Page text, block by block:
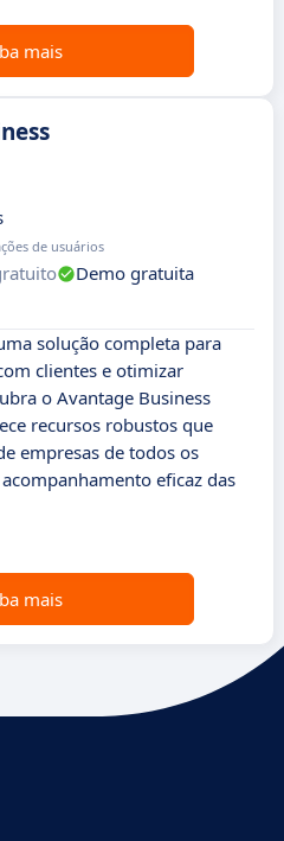
mais
de usuários
Demo gratuita
solução completa para
clientes e otimizar
o Avantage Business
recursos robustos que
empresas de todos os
eficaz das
mais